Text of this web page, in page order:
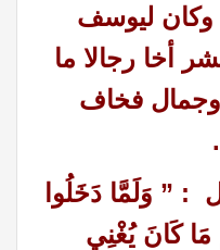
وكان ليوسف
أخا رجالا ما
وجمال فخاف
.
: ” وَلَمَّا دَخَلُوا
كَانَ يُغْنِي